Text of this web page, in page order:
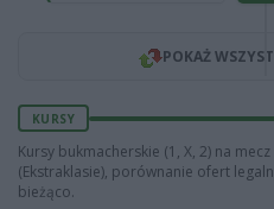
POKAŻ
KURSY
Kursy bukmacherskie (1, X, 2) na
(Ekstraklasie), porównanie ofert
bieżąco.